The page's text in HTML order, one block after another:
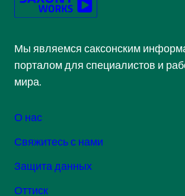
Мы являемся саксонским
порталом для специалистов и
мира.
О нас
Свяжитесь с нами
Защита данных
Оттиск